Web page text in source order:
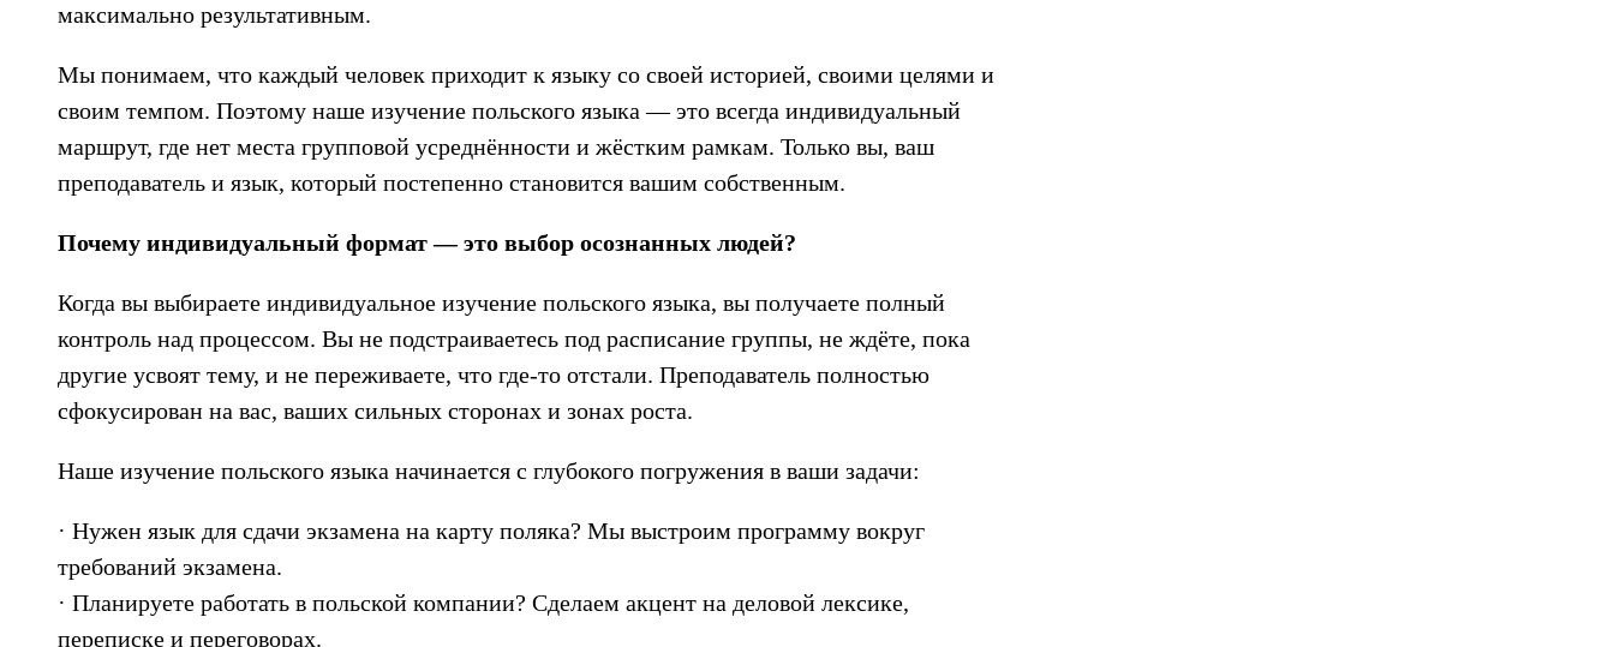
максимально результативным.
Мы понимаем, что каждый человек приходит к языку со своей историей, своими целями и
своим темпом. Поэтому наше изучение польского языка — это всегда индивидуальный
маршрут, где нет места групповой усреднённости и жёстким рамкам. Только вы, ваш
преподаватель и язык, который постепенно становится вашим собственным.
Почему индивидуальный формат — это выбор осознанных людей?
Когда вы выбираете индивидуальное изучение польского языка, вы получаете полный
контроль над процессом. Вы не подстраиваетесь под расписание группы, не ждёте, пока
другие усвоят тему, и не переживаете, что где-то отстали. Преподаватель полностью
сфокусирован на вас, ваших сильных сторонах и зонах роста.
Наше изучение польского языка начинается с глубокого погружения в ваши задачи:
· Нужен язык для сдачи экзамена на карту поляка? Мы выстроим программу вокруг
требований экзамена.
· Планируете работать в польской компании? Сделаем акцент на деловой лексике,
переписке и переговорах.